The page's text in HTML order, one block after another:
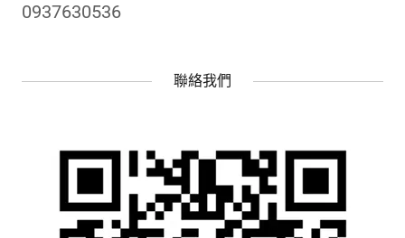
0937630536
聯絡我們